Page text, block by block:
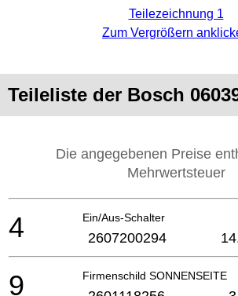
Teilezeichnung 1
Zum Vergrößern
Teileliste der Bosch
Die angegebenen Preise
Mehrwertsteuer
Ein/Aus-Schalter
4 2607200294
Firmenschild SONNENSEITE
9